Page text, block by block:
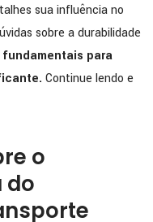
sua influência no
sobre a durabilidade
fundamentais para
Continue lendo e
o
do